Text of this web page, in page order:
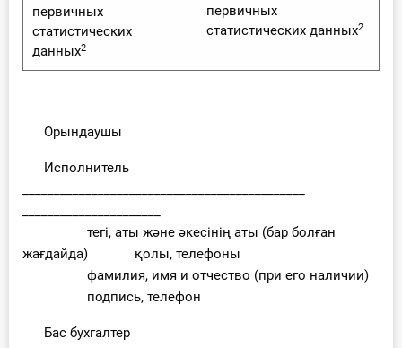
первичных
статистических
данных2
первичных
статистических данных2
Орындаушы
Исполнитель
тегі, аты және әкесінің аты (бар болған
жағдайда) қолы, телефоны
фамилия, имя и отчество (при его наличии)
подпись, телефон
Бас бухгалтер